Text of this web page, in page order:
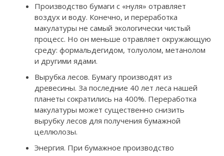
Производство бумаги с «нуля» отравляет
воздух и воду. Конечно, и переработка
макулатуры не самый экологически чистый
процесс. Но он меньше отравляет окружающую
среду: формальдегидом, толуолом, метанолом
и другими ядами.
Вырубка лесов. Бумагу производят из
древесины. За последние 40 лет леса нашей
планеты сократились на 400%. Переработка
макулатуры может существенно снизить
вырубку лесов для получения бумажной
целлюлозы.
Энергия. При бумажное производство